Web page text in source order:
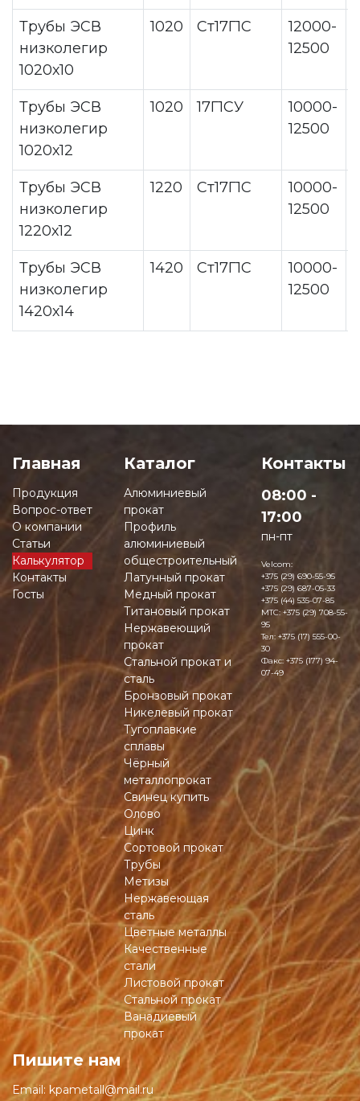
Трубы ЭСВ
низколегир
1020х10
1020 Ст17Г1С
12000-
12500
Трубы ЭСВ
низколегир
1020х12
1020 17Г1СУ
10000-
12500
Трубы ЭСВ
низколегир
1220х12
1220 Ст17Г1С
10000-
12500
Трубы ЭСВ
низколегир
1420х14
1420 Ст17Г1С
10000-
12500
Главная
Продукция
Вопрос-ответ
О компании
Статьи
Калькулятор
Контакты
Госты
Каталог
Алюминиевый
прокат
Профиль
алюминиевый
общестроительный
Латунный прокат
Медный прокат
Титановый прокат
Нержавеющий
прокат
Стальной прокат и
сталь
Бронзовый прокат
Никелевый прокат
Тугоплавкие
сплавы
Чёрный
металлопрокат
Свинец купить
Олово
Цинк
Сортовой прокат
Трубы
Метизы
Нержавеющая
сталь
Цветные металлы
Качественные
стали
Листовой прокат
Стальной прокат
Ванадиевый
прокат
Контакты
08:00 -
17:00
пн-пт
Velcom:
+375 (29) 690-55-95
+375 (29) 687-05-33
+375 (44) 535-07-85
MTC:+375 (29) 708-55-
95
Тел: +375 (17) 555-00-
30
Факс: +375 (177) 94-
07-49
Пишите нам
Email: kpametall@mail.ru